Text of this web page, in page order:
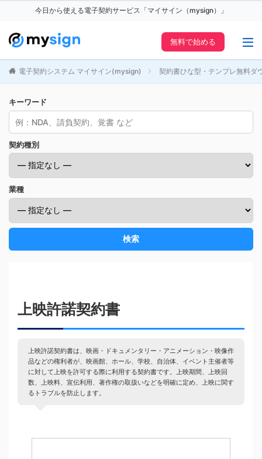
今日から使える電子契約サービス「マイサイン（mysign）」
無料で始める
電子契約システム マイサイン(mysign) 契約書ひな型・テンプレ無料ダ
キーワード
契約種別
業種
検索
上映許諾契約書
上映許諾契約書は、映画・ドキュメンタリー・アニメーション・映像作
品などの権利者が、映画館、ホール、学校、自治体、イベント主催者等
に対して上映を許可する際に利用する契約書です。上映期間、上映回
数、上映料、宣伝利用、著作権の取扱いなどを明確に定め、上映に関す
るトラブルを防止します。